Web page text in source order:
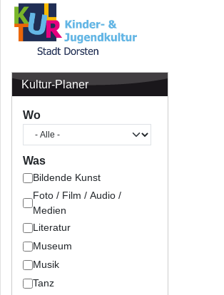
Kultur-Planer
Wo
Was
Bildende Kunst
Foto / Film / Audio /
Medien
Literatur
Museum
Musik
Tanz